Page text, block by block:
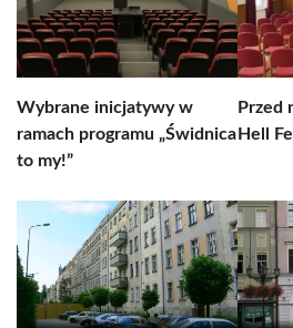
Wybrane inicjatywy w
ramach programu „Świdnica
to my!”
Przed
Hell